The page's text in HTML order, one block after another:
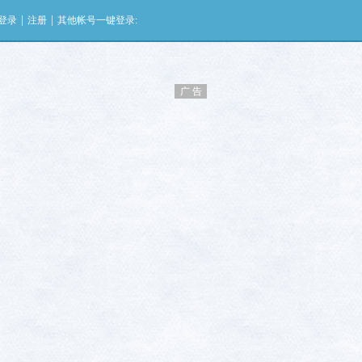
录 注册 其他帐号一键登录:
广 告
广 告